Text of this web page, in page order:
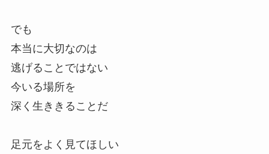
でも
本当に大切なのは
逃げることではない
今いる場所を
深く生ききることだ
足元をよく見てほしい